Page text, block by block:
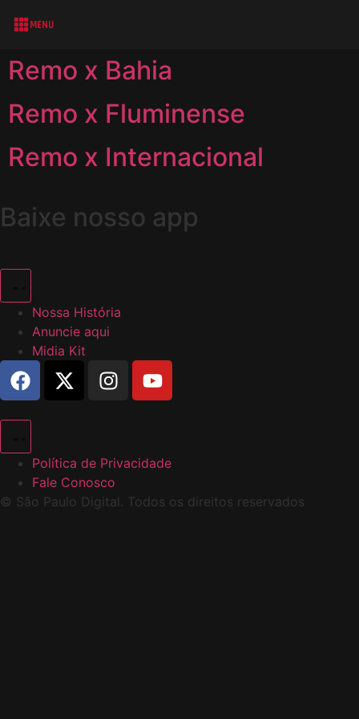
MENU
Remo x Bahia
Remo x Fluminense
Remo x Internacional
Baixe nosso app
Nossa História
Anuncie aqui
Midia Kit
Política de Privacidade
Fale Conosco
© São Paulo Digital. Todos os direitos reservados